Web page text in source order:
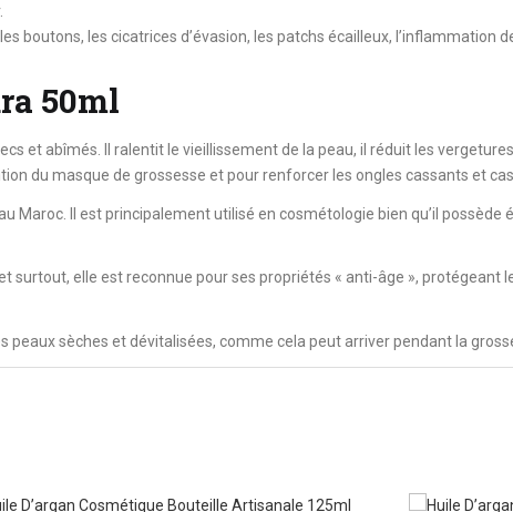
boutons, les cicatrices d’évasion, les patchs écailleux, l’inflammation
50ml
et abîmés. Il ralentit le vieillissement de la peau, il réduit les
du masque de grossesse et pour renforcer les ongles cassants et
au Maroc. Il est principalement utilisé en cosmétologie bien qu’il
surtout, elle est reconnue pour ses propriétés « anti-âge », protégeant
sèches et dévitalisées, comme cela peut arriver pendant la